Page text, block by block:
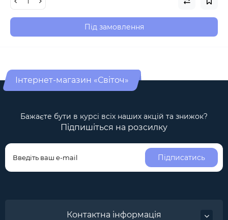
Під замовлення
Інтернет-магазин «Світоч»
Бажаєте бути в курсі всіх наших акцій та знижок?
Підпишіться на розсилку
Підписатись
Контактна інформація